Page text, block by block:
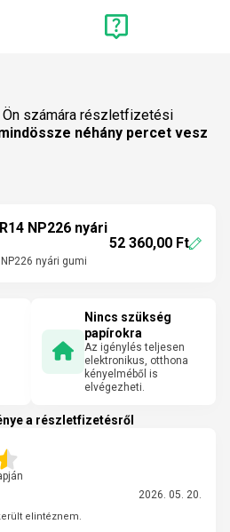
Ön számára részletfizetési
néhány percet vesz
NP226 nyári
nyári gumi
52 360,00 Ft
Nincs szükség
papírokra
Az igénylés teljesen
elektronikus, otthona
kényelméből is
elvégezheti.
a részletfizetésről
2026. 05. 20.
sikerült elintéznem.